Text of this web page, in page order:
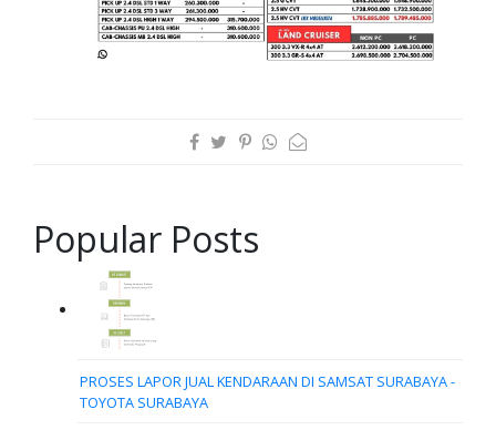
Popular Posts
PROSES LAPOR JUAL KENDARAAN DI SAMSAT SURABAYA -
TOYOTA SURABAYA